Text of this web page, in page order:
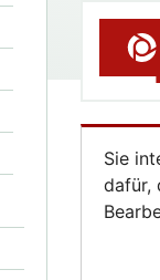
Sie
dafür,